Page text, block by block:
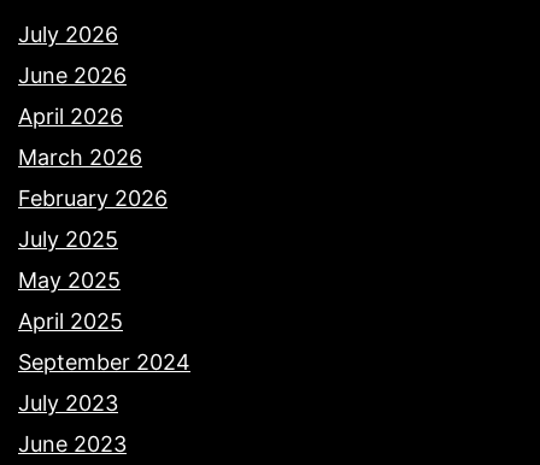
July 2026
June 2026
April 2026
March 2026
February 2026
July 2025
May 2025
April 2025
September 2024
July 2023
June 2023